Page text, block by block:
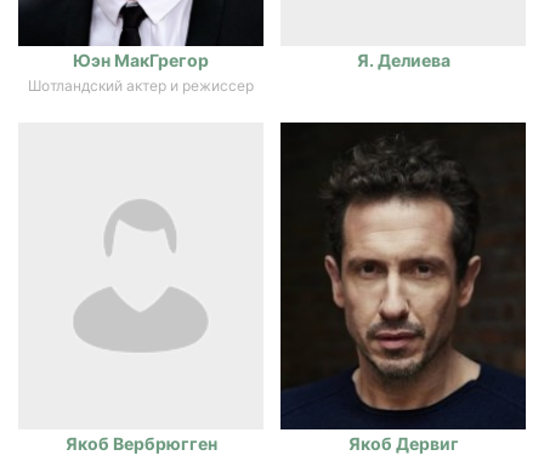
Юэн МакГрегор
Шотландский актер и режиссер
Я. Делиева
Якоб Вербрюгген Якоб Дервиг